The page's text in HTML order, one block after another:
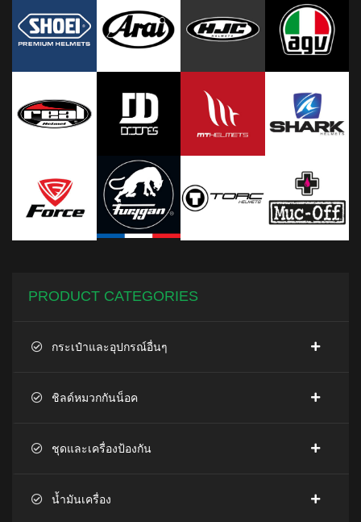
PRODUCT CATEGORIES
กระเป๋าและอุปกรณ์อื่นๆ
ชิลด์หมวกกันน็อค
ชุดและเครื่องป้องกัน
น้ำมันเครื่อง